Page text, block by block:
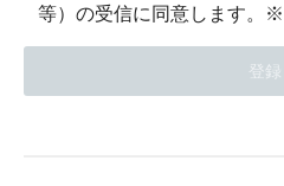
等）の受信に同意します。※